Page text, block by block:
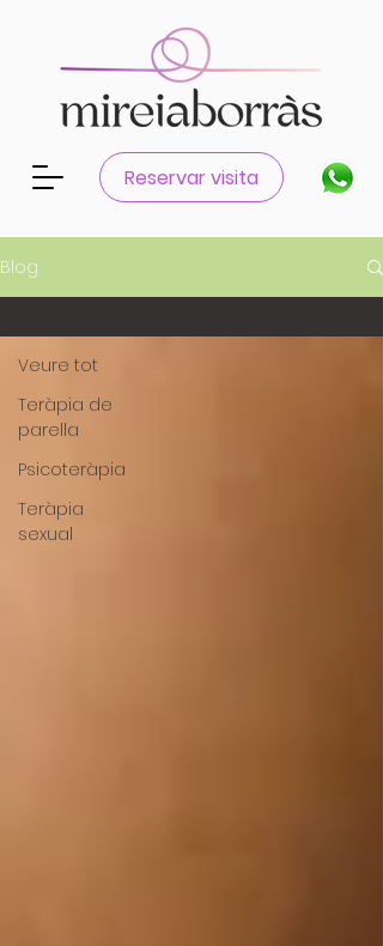
Reservar visita
Blog
Veure tot
Teràpia de
parella
Psicoteràpia
Teràpia
sexual